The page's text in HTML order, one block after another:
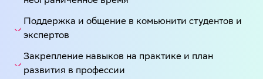
Поддержка и общение в комьюнити студентов и
экспертов
Закрепление навыков на практике и план
развития в профессии